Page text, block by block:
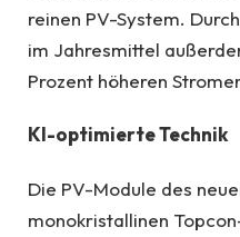
reinen PV-System.
im Jahresmittel
Prozent höheren
KI-optimierte Technik
Die PV-Module des
monokristallinen